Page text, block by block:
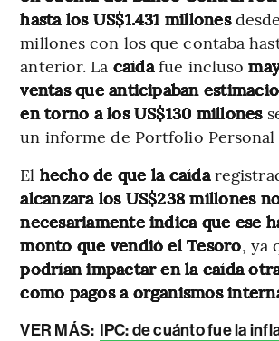
hasta los US$1.431 millones
millones con los que contaba
anterior. La caídafue incluso
ventas que anticipaban
en torno a los US$130 millones
un informe de Portfolio Personal
El hecho de que la caída
alcanzara los US$238 millones
necesariamente indica que ese
monto que vendió el Tesoro, ya
podrían impactar en la caída
como pagos a organismos
VER MÁS: IPC: de cuánto fue la